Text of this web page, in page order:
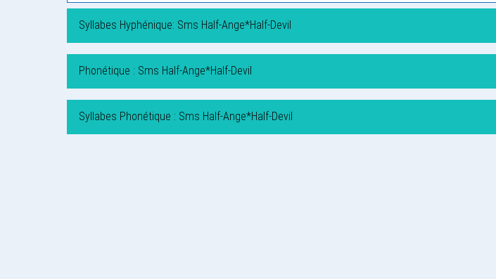
Syllabes Hyphénique: Sms Half-Ange*Half-Devil
Phonétique : Sms Half-Ange*Half-Devil
Syllabes Phonétique : Sms Half-Ange*Half-Devil